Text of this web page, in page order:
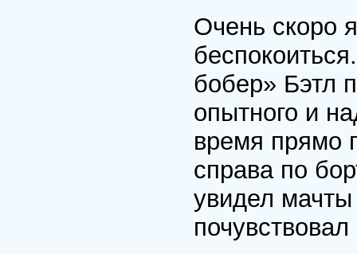
Очень скоро
бобер» Бэтл
опытного и
время прямо
справа по
увидел